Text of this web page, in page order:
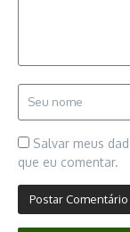
Salvar meus
que eu comentar.